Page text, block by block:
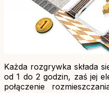
Każda rozgrywka składa
od 1 do 2 godzin, zaś jej
połączenie